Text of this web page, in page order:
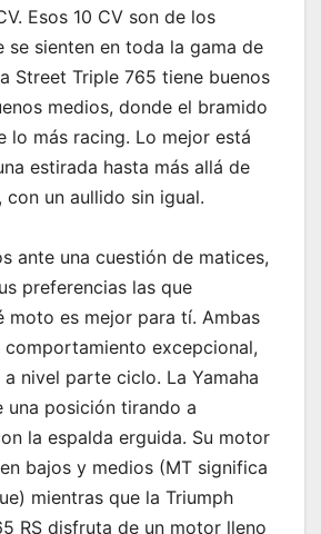
Esos 10 CV son de los
se sienten en toda la gama de
Street Triple 765 tiene buenos
medios, donde el bramido
lo más racing. Lo mejor está
estirada hasta más allá de
con un aullido sin igual.
ante una cuestión de matices,
preferencias las que
moto es mejor para tí. Ambas
excepcional,
nivel parte ciclo. La Yamaha
una posición tirando a
la espalda erguida. Su motor
bajos y medios (MT significa
mientras que la Triumph
RS disfruta de un motor lleno